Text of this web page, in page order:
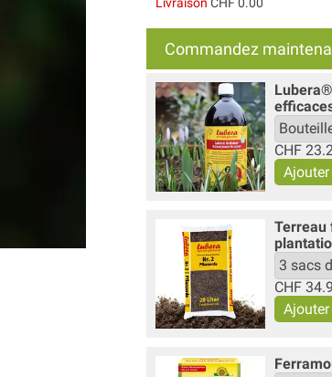
Commandez
CHF
Terreau
CHF